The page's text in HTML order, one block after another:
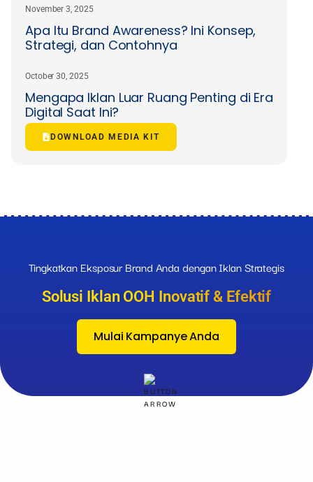
Apa Itu Brand Awareness? Ini Konsep,
Strategi, dan Contohnya
November 3, 2025
Mengapa Iklan Luar Ruang Penting di Era
Digital Saat Ini?
October 30, 2025
DOWNLOAD MEDIA KIT
Tingkatkan Eksposur Brand Anda dengan Iklan Strategis
Solusi Iklan OOH Inovatif & Efektif
Mulai Kampanye Anda